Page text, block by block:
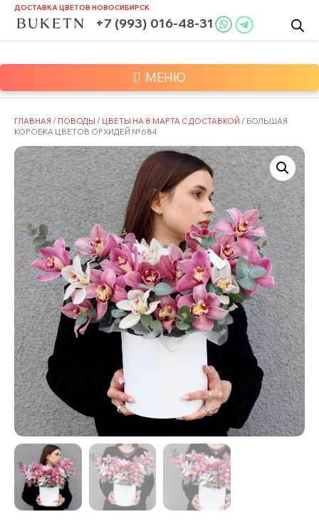
SkipДОСТАВКА ЦВЕТОВ НОВОСИБИРСК
+7 (993) 016-48-31
МЕНЮ
ГЛАВНАЯ / ПОВОДЫ / ЦВЕТЫ НА 8 МАРТА С ДОСТАВКОЙ / БОЛЬШАЯ
КОРОБКА ЦВЕТОВ ОРХИДЕЙ №684